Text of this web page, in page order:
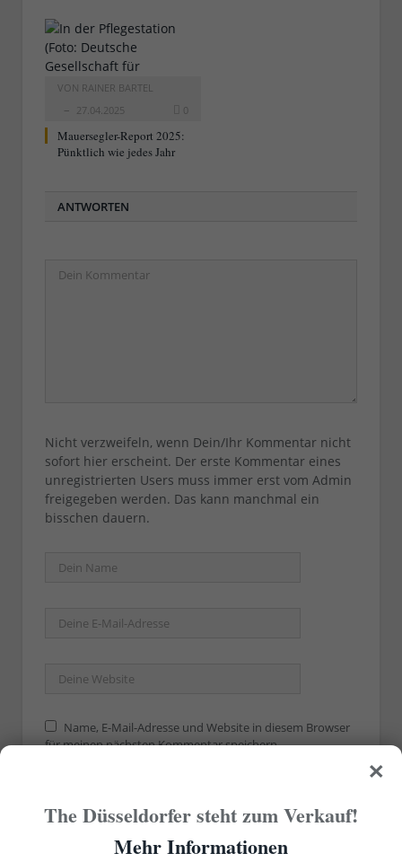
VON RAINER BARTEL
27.04.2025
0
Mauersegler-Report 2025:
Pünktlich wie jedes Jahr
ANTWORTEN
Nicht verzweifeln, wenn Dein/Ihr Kommentar nicht
sofort hier erscheint. Der erste Kommentar eines
unregistrierten Users muss immer erst vom Admin
freigegeben werden. Das kann manchmal ein
bisschen dauern.
Name, E-Mail-Adresse und Website in diesem Browser
für meinen nächsten Kommentar speichern.
×
The Düsseldorfer steht zum Verkauf!
Mehr Informationen